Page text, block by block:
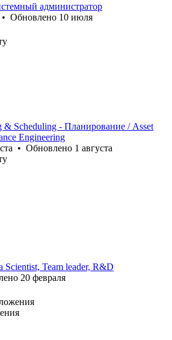
администратор
• Обновлено 10 июля
& Scheduling - Планирование / Asset
Engineering
• Обновлено 1 августа
Scientist, Team leader, R&D
20 февраля